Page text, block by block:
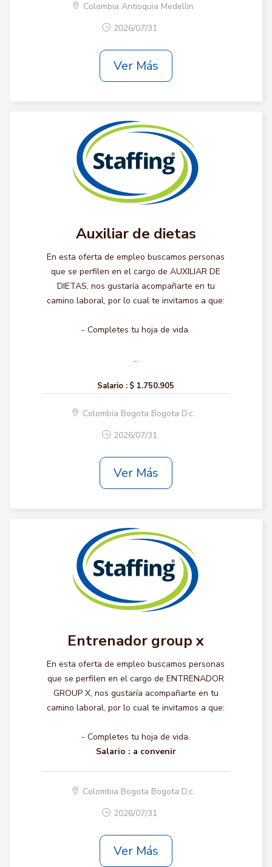
Colombia Antioquia Medellin
2026/07/31
Ver Más
Auxiliar de dietas
En esta oferta de empleo buscamos personas
que se perfilen en el cargo de AUXILIAR DE
DIETAS, nos gustaría acompañarte en tu
camino laboral, por lo cual te invitamos a que:
- Completes tu hoja de vida.
...
Salario : $ 1.750.905
Colombia Bogota Bogota D.c.
2026/07/31
Ver Más
Entrenador group x
En esta oferta de empleo buscamos personas
que se perfilen en el cargo de ENTRENADOR
GROUP X, nos gustaría acompañarte en tu
camino laboral, por lo cual te invitamos a que:
- Completes tu hoja de vida.
Salario : a convenir
Colombia Bogota Bogota D.c.
2026/07/31
Ver Más